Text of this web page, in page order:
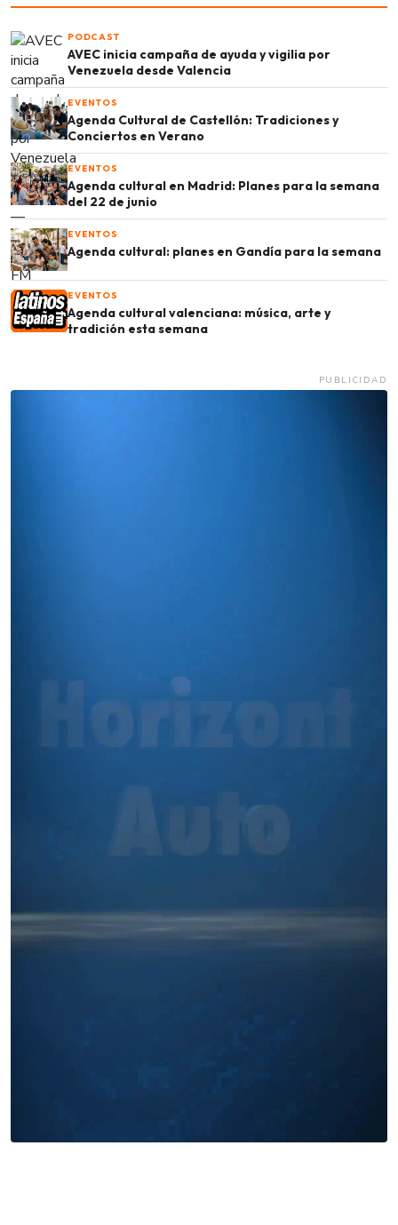
PODCAST
AVEC inicia campaña de ayuda y vigilia por
Venezuela desde Valencia
EVENTOS
Agenda Cultural de Castellón: Tradiciones y
Conciertos en Verano
EVENTOS
Agenda cultural en Madrid: Planes para la semana
del 22 de junio
EVENTOS
Agenda cultural: planes en Gandía para la semana
EVENTOS
Agenda cultural valenciana: música, arte y
tradición esta semana
PUBLICIDAD
Añade tu restaurante